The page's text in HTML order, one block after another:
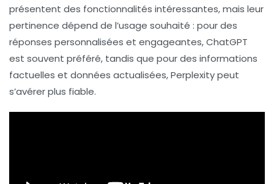
présentent des fonctionnalités intéressantes, mais leur
pertinence dépend de l’usage souhaité : pour des
réponses personnalisées et engageantes, ChatGPT
est souvent préféré, tandis que pour des informations
factuelles et données actualisées, Perplexity peut
s’avérer plus fiable.